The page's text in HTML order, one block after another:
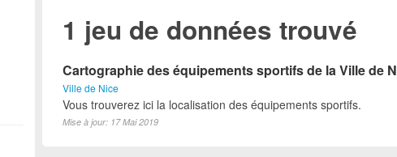
1 jeu de données trouvé
Cartographie des équipements sportifs de la Ville de
Ville de Nice
Vous trouverez ici la localisation des équipements sportifs.
Mise à jour: 17 Mai 2019